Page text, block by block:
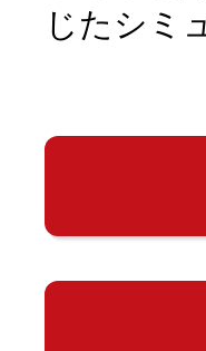
じたシミ